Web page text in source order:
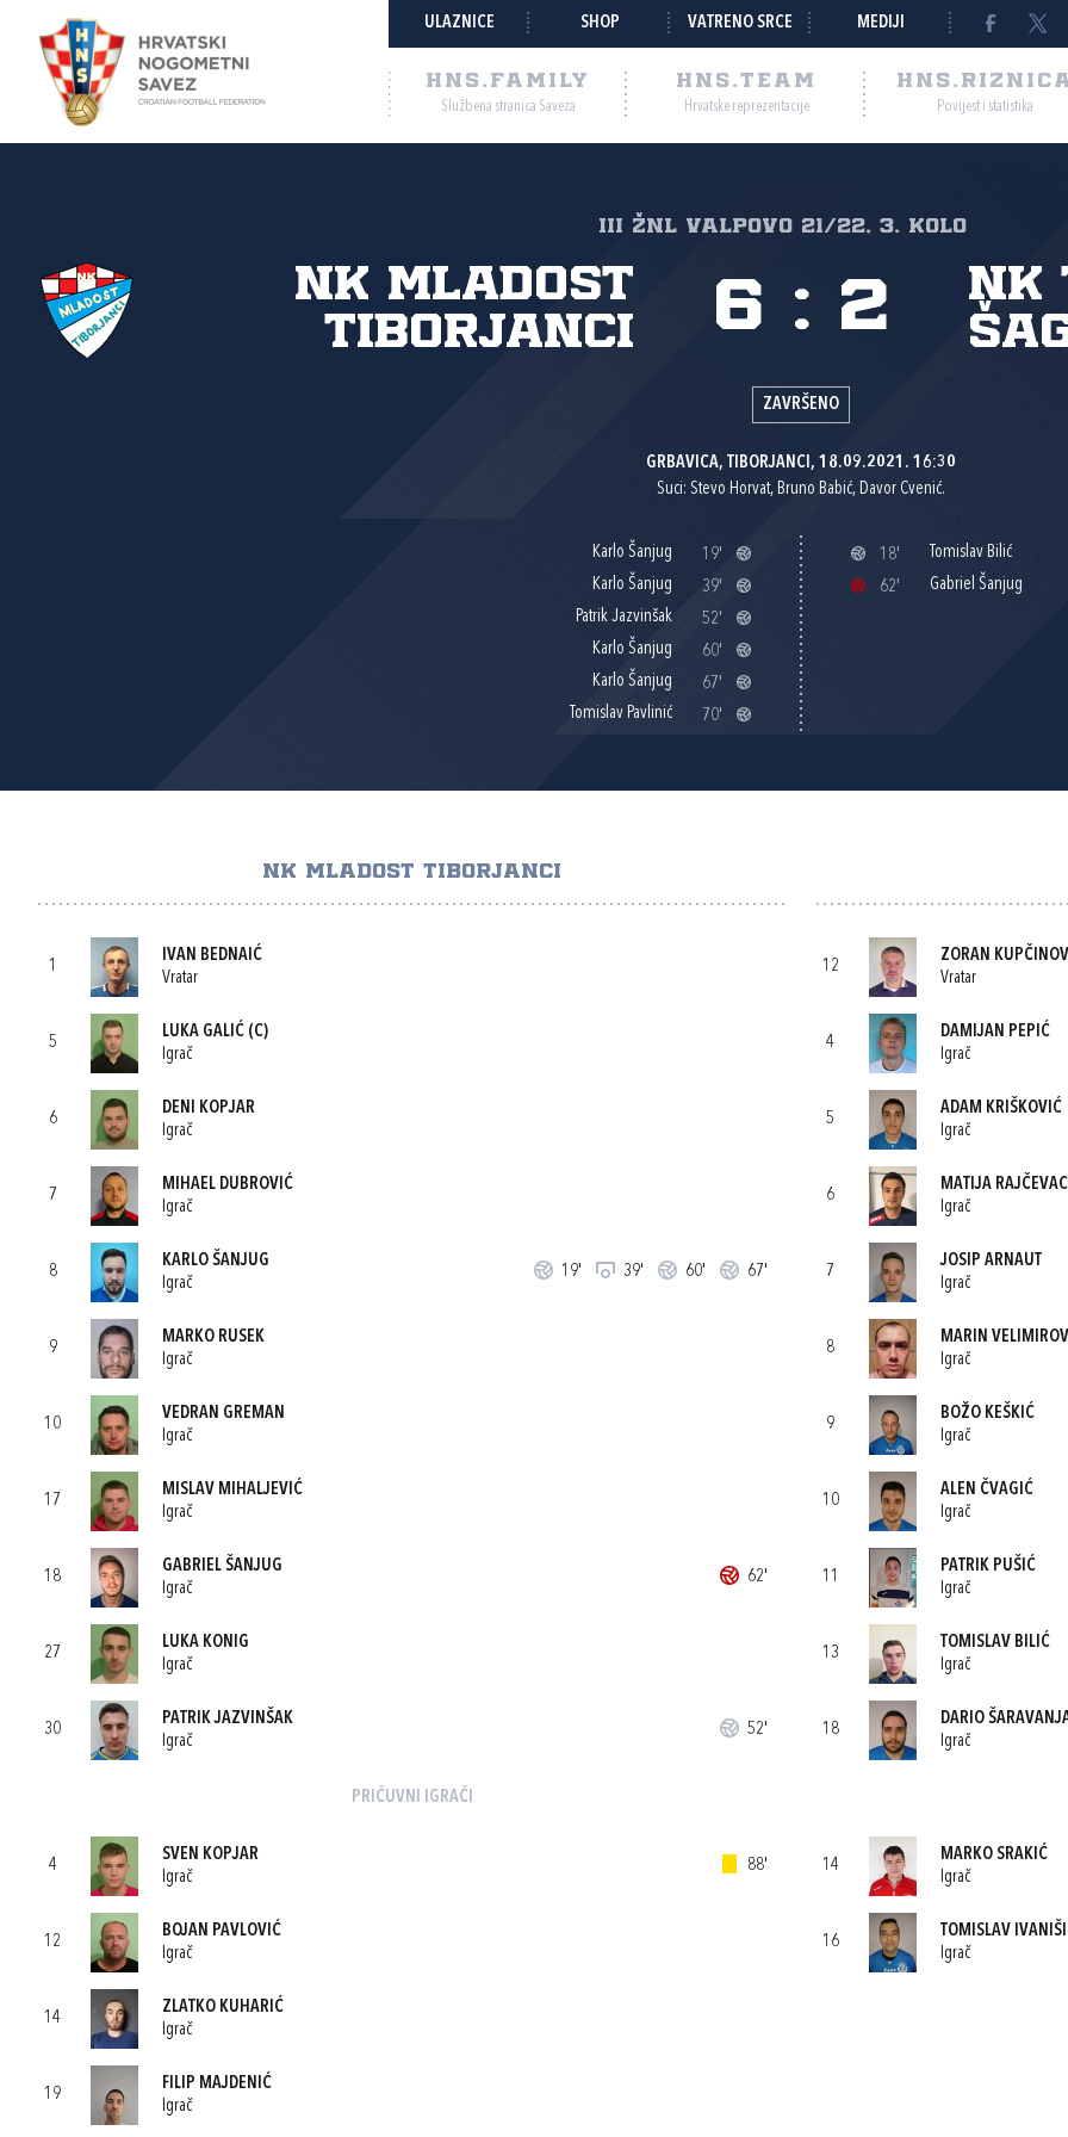
ULAZNICE SHOP VATRENO SRCE MEDIJI
HNS.FAMILY
Službena stranica Saveza
HNS.TEAM
Hrvatske reprezentacije Povijest i statistika
III ŽNL VALPOVO 21/22, 3. kolo
NK Mladost
Tiborjanci
NK
6 : 2
ZAVRŠENO
GRBAVICA, TIBORJANCI, 18.09.2021. 16:30
Suci: Stevo Horvat, Bruno Babić, Davor Cvenić.
Karlo Šanjug
19'
Karlo Šanjug
39'
Patrik Jazvinšak
52'
Karlo Šanjug
60'
Karlo Šanjug
67'
Tomislav Pavlinić
70'
18'
Tomislav Bilić
62'
Gabriel Šanjug
NK MLADOST TIBORJANCI
1
IVAN BEDNAIĆ
Vratar
5
LUKA GALIĆ (C)
Igrač
6
DENI KOPJAR
Igrač
7
MIHAEL DUBROVIĆ
Igrač
8
KARLO ŠANJUG
Igrač
19' 39' 60' 67'
9
MARKO RUSEK
Igrač
10
VEDRAN GREMAN
Igrač
17
MISLAV MIHALJEVIĆ
Igrač
18
GABRIEL ŠANJUG
Igrač
62'
27
LUKA KONIG
Igrač
30
PATRIK JAZVINŠAK
Igrač
52'
PRIČUVNI IGRAČI
4
SVEN KOPJAR
Igrač
88'
12
BOJAN PAVLOVIĆ
Igrač
14
ZLATKO KUHARIĆ
Igrač
19
FILIP MAJDENIĆ
Igrač
12
ZORAN
Vratar
4
DAMIJAN PEPIĆ
Igrač
5
ADAM KRIŠKOVIĆ
Igrač
6
MATIJA RAJČEVAC
Igrač
7
JOSIP ARNAUT
Igrač
8
MARIN
Igrač
9
BOŽO KEŠKIĆ
Igrač
10
ALEN ČVAGIĆ
Igrač
11
PATRIK PUŠIĆ
Igrač
13
TOMISLAV BILIĆ
Igrač
18
DARIO
Igrač
14
MARKO SRAKIĆ
Igrač
16
TOMISLAV
Igrač